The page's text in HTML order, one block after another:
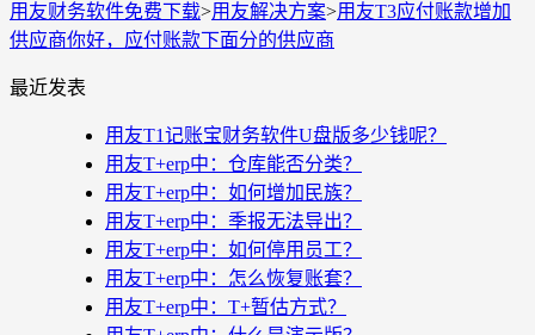
用友财务软件免费下载>用友解决方案>用友T3应付账款增加
供应商你好，应付账款下面分的供应商
最近发表
用友T1记账宝财务软件U盘版多少钱呢？
用友T+erp中：仓库能否分类？
用友T+erp中：如何增加民族？
用友T+erp中：季报无法导出？
用友T+erp中：如何停用员工？
用友T+erp中：怎么恢复账套？
用友T+erp中：T+暂估方式？